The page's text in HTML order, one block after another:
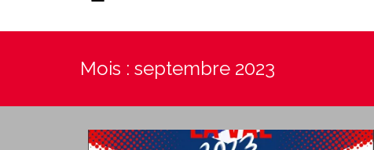
Mois : septembre 2023